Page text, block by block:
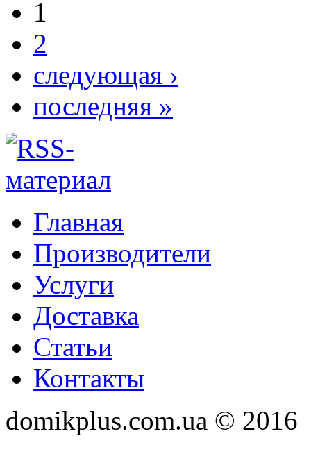
1
2
следующая ›
последняя »
Главная
Производители
Услуги
Доставка
Статьи
Контакты
domikplus.com.ua © 2016